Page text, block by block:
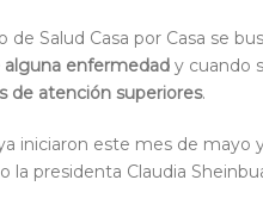
Salud Casa por Casa se
enfermedad y cuando
de atención superiores.
iniciaron este mes de mayo
la presidenta Claudia